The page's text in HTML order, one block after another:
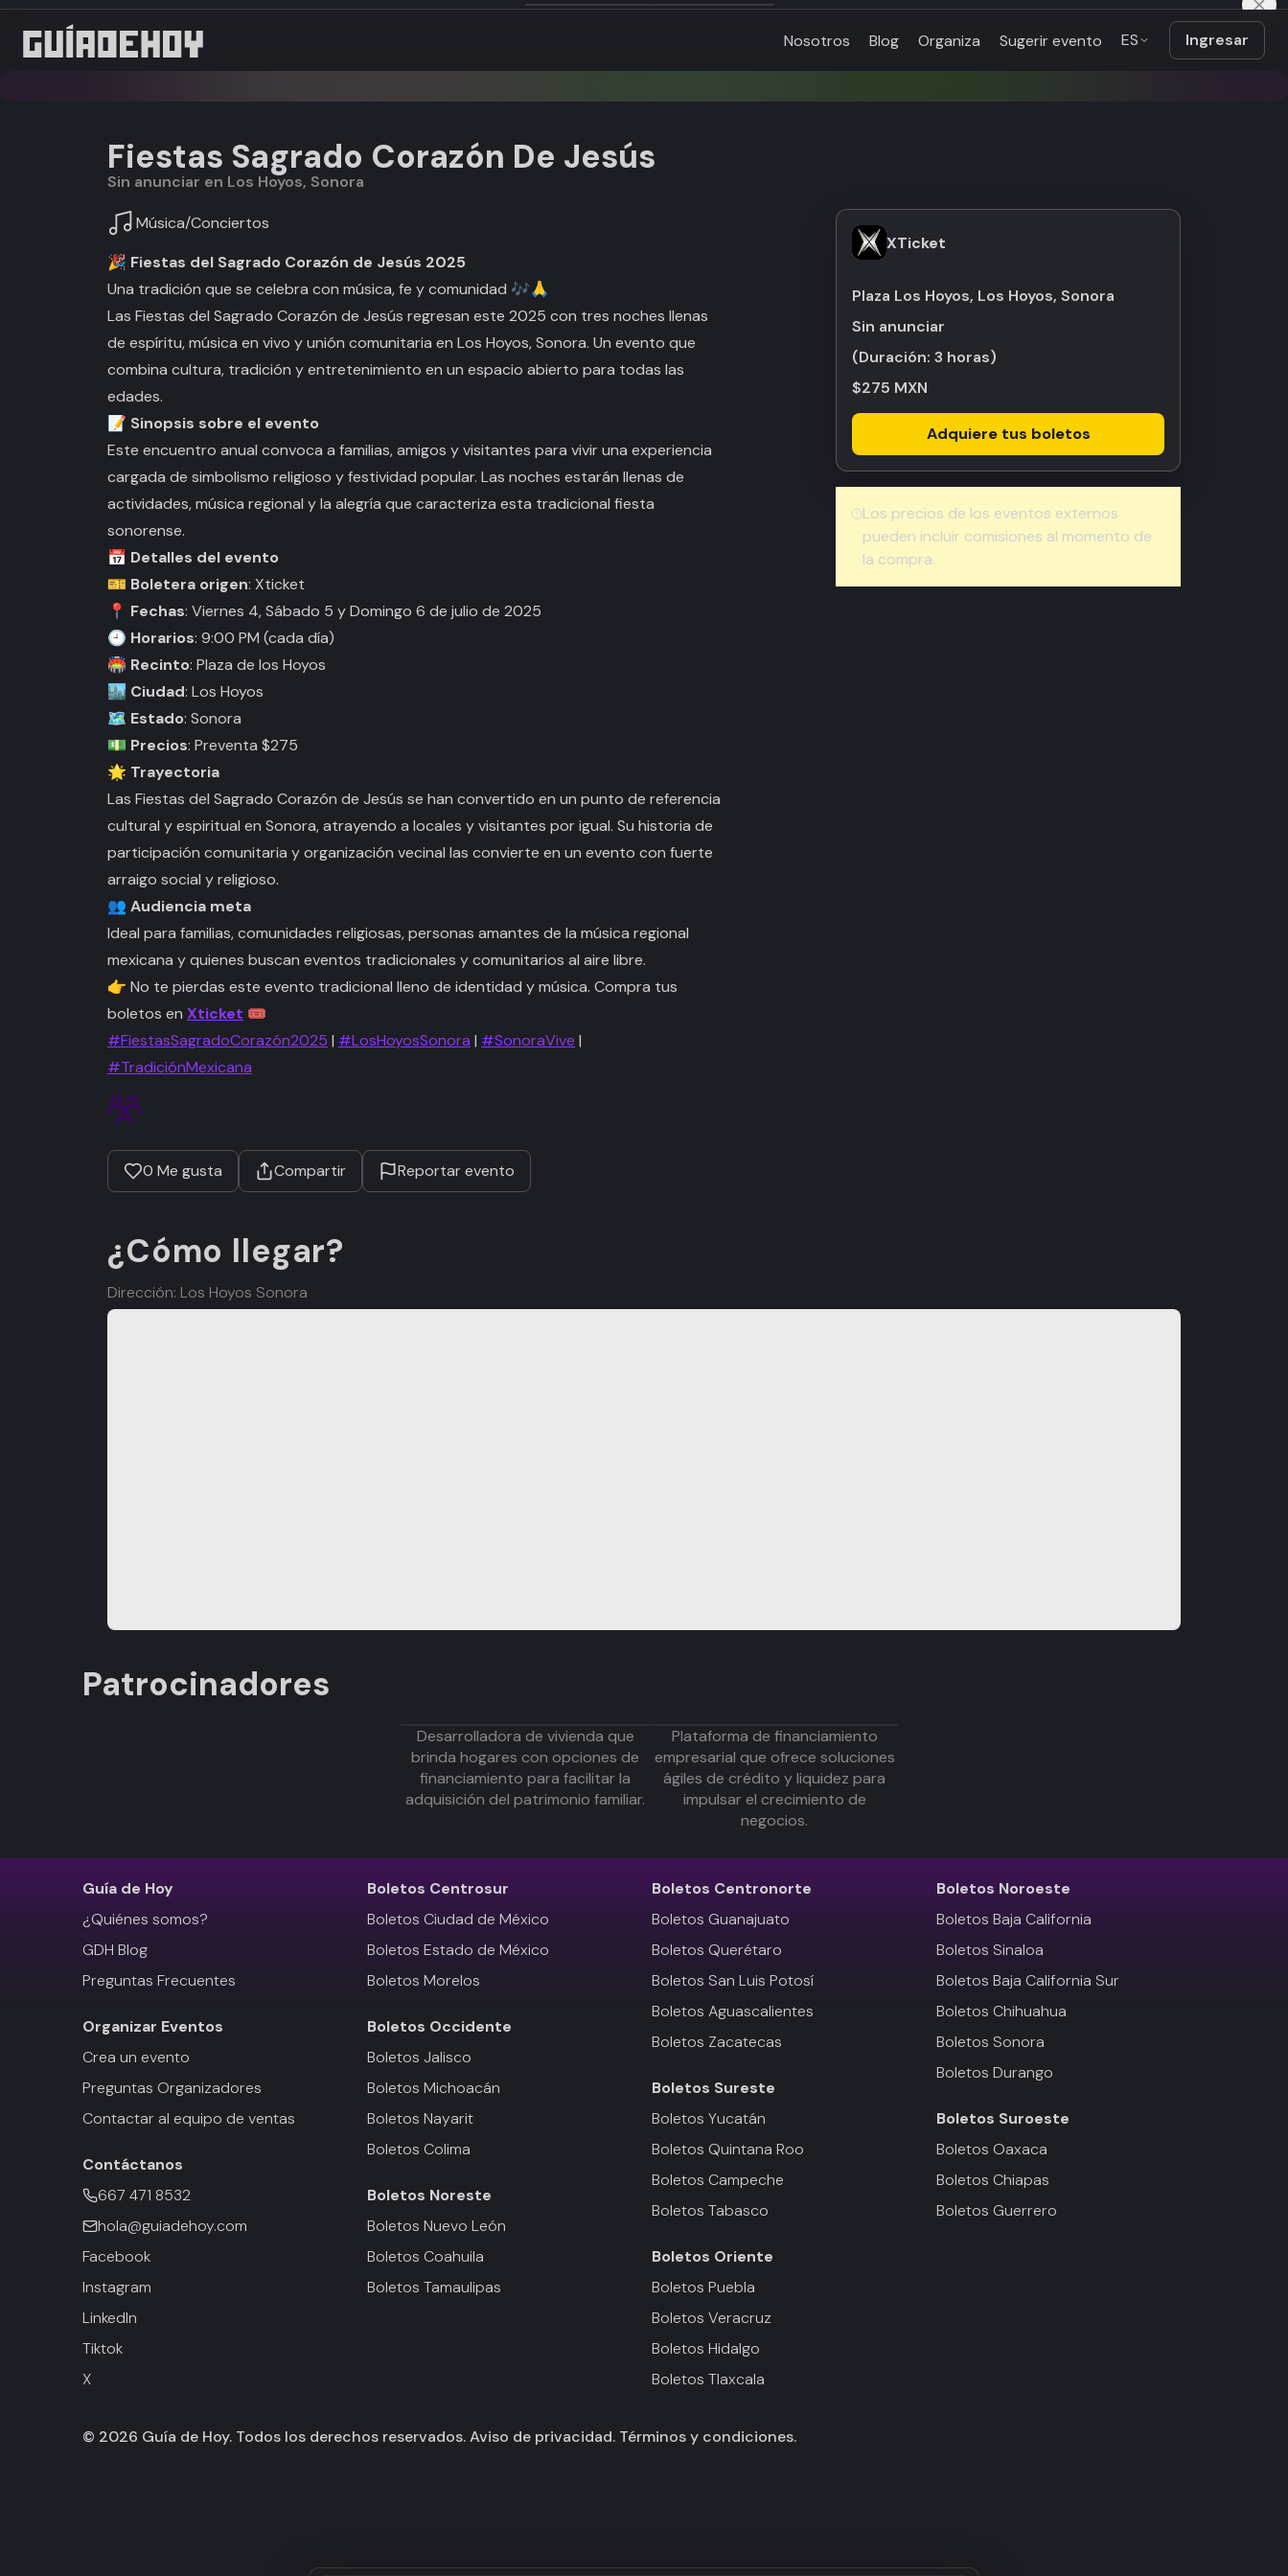
Nosotros Blog Organiza Sugerir evento ES Ingresar
Fiestas Sagrado Corazón De Jesús
Sin anunciar en Los Hoyos, Sonora
Música/Conciertos
🎉 Fiestas del Sagrado Corazón de Jesús 2025
Una tradición que se celebra con música, fe y comunidad 🎶🙏
Las Fiestas del Sagrado Corazón de Jesús regresan este 2025 con tres noches llenas
de espíritu, música en vivo y unión comunitaria en Los Hoyos, Sonora. Un evento que
combina cultura, tradición y entretenimiento en un espacio abierto para todas las
edades.
📝 Sinopsis sobre el evento
Este encuentro anual convoca a familias, amigos y visitantes para vivir una experiencia
cargada de simbolismo religioso y festividad popular. Las noches estarán llenas de
actividades, música regional y la alegría que caracteriza esta tradicional fiesta
sonorense.
📅 Detalles del evento
🎫 Boletera origen: Xticket
📍 Fechas: Viernes 4, Sábado 5 y Domingo 6 de julio de 2025
🕘 Horarios: 9:00 PM (cada día)
🏟️ Recinto: Plaza de los Hoyos
🏙️ Ciudad: Los Hoyos
🗺️ Estado: Sonora
💵 Precios: Preventa $275
🌟 Trayectoria
Las Fiestas del Sagrado Corazón de Jesús se han convertido en un punto de referencia
cultural y espiritual en Sonora, atrayendo a locales y visitantes por igual. Su historia de
participación comunitaria y organización vecinal las convierte en un evento con fuerte
arraigo social y religioso.
👥 Audiencia meta
Ideal para familias, comunidades religiosas, personas amantes de la música regional
mexicana y quienes buscan eventos tradicionales y comunitarios al aire libre.
👉 No te pierdas este evento tradicional lleno de identidad y música. Compra tus
boletos en Xticket 🎟️
#FiestasSagradoCorazón2025 | #LosHoyosSonora | #SonoraVive |
#TradiciónMexicana
0 Me gusta Compartir Reportar evento
XTicket
Plaza Los Hoyos, Los Hoyos, Sonora
Sin anunciar
(Duración: 3 horas)
$275 MXN
Adquiere tus boletos
Los precios de los eventos externos
pueden incluir comisiones al momento de
la compra.
¿Cómo llegar?
Dirección: Los Hoyos Sonora
Patrocinadores
Desarrolladora de vivienda que
brinda hogares con opciones de
financiamiento para facilitar la
adquisición del patrimonio familiar.
Plataforma de financiamiento
empresarial que ofrece soluciones
ágiles de crédito y liquidez para
impulsar el crecimiento de
negocios.
Guía de Hoy
¿Quiénes somos?
GDH Blog
Preguntas Frecuentes
Organizar Eventos
Crea un evento
Preguntas Organizadores
Contactar al equipo de ventas
Contáctanos
667 471 8532
hola@guiadehoy.com
Facebook
Instagram
LinkedIn
Tiktok
X
Boletos Centrosur
Boletos Ciudad de México
Boletos Estado de México
Boletos Morelos
Boletos Occidente
Boletos Jalisco
Boletos Michoacán
Boletos Nayarit
Boletos Colima
Boletos Noreste
Boletos Nuevo León
Boletos Coahuila
Boletos Tamaulipas
Boletos Centronorte
Boletos Guanajuato
Boletos Querétaro
Boletos San Luis Potosí
Boletos Aguascalientes
Boletos Zacatecas
Boletos Sureste
Boletos Yucatán
Boletos Quintana Roo
Boletos Campeche
Boletos Tabasco
Boletos Oriente
Boletos Puebla
Boletos Veracruz
Boletos Hidalgo
Boletos Tlaxcala
Boletos Noroeste
Boletos Baja California
Boletos Sinaloa
Boletos Baja California Sur
Boletos Chihuahua
Boletos Sonora
Boletos Durango
Boletos Suroeste
Boletos Oaxaca
Boletos Chiapas
Boletos Guerrero
© 2026 Guía de Hoy. Todos los derechos reservados.Aviso de privacidad. Términos y condiciones.